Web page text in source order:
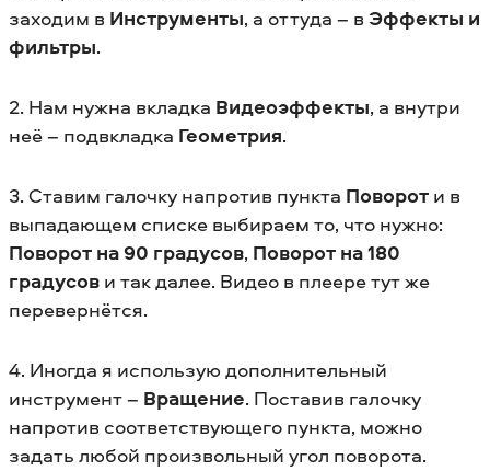
заходим в Инструменты, а оттуда – в Эффекты и
фильтры.
2. Нам нужна вкладка Видеоэффекты, а внутри
неё – подвкладка Геометрия.
3. Ставим галочку напротив пункта Поворот и в
выпадающем списке выбираем то, что нужно:
Поворот на 90 градусов, Поворот на 180
градусов и так далее. Видео в плеере тут же
перевернётся.
4. Иногда я использую дополнительный
инструмент – Вращение. Поставив галочку
напротив соответствующего пункта, можно
задать любой произвольный угол поворота.